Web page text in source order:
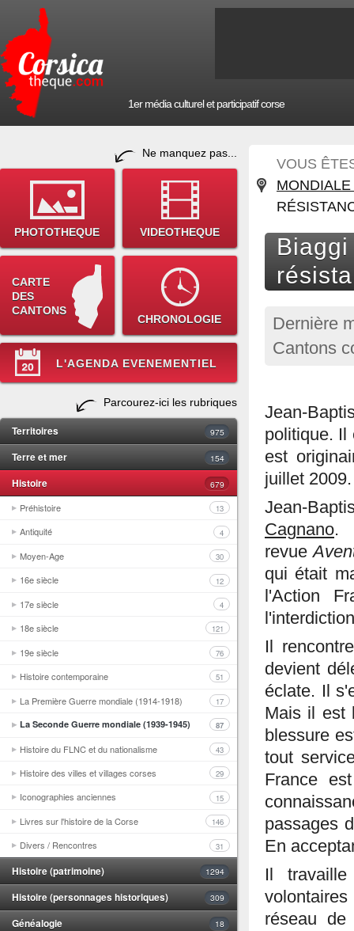
1er média culturel et participatif corse
Ne manquez pas...
PHOTOTHEQUE VIDEOTHEQUE
CARTE
DES
CANTONS
CHRONOLOGIE
L'AGENDA EVENEMENTIEL
Parcourez-ici les rubriques
Territoires 975
Terre et mer 154
Histoire 679
Préhistoire 13
Antiquité 4
Moyen-Age 30
16e siècle 12
17e siècle 4
18e siècle 121
19e siècle 76
Histoire contemporaine 51
La Première Guerre mondiale (1914-1918) 17
La Seconde Guerre mondiale (1939-1945) 87
Histoire du FLNC et du nationalisme 43
Histoire des villes et villages corses 29
Iconographies anciennes 15
Livres sur l'histoire de la Corse 146
Divers / Rencontres 31
Histoire (patrimoine) 1294
Histoire (personnages historiques) 309
Généalogie 18
VOUS
Dernière
Cantons
Jean-
politique. Il
est
juillet 2009.
Jean-
Cagnano.
revue
qui était
l'Action
Il
devient
éclate. Il
Mais il est
blessure
tout
France
passages
En
Il
réseau